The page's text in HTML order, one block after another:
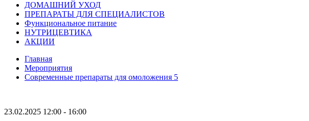
ДОМАШНИЙ УХОД
ПРЕПАРАТЫ ДЛЯ СПЕЦИАЛИСТОВ
Функциональное питание
НУТРИЦЕВТИКА
АКЦИИ
Главная
Мероприятия
Современные препараты для омоложения 5
23.02.2025 12:00 - 16:00